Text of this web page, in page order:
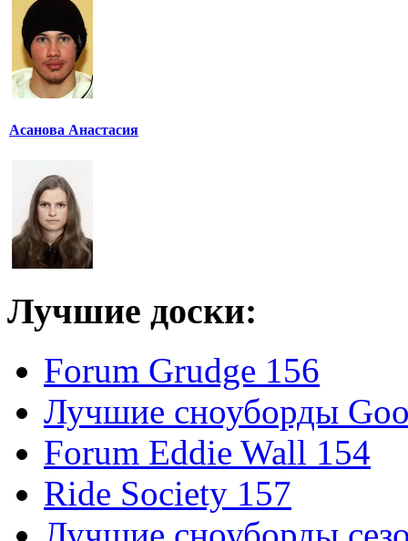
Асанова Анастасия
Лучшие доски:
Forum Grudge 156
Лучшие сноуборды
Forum Eddie Wall 154
Ride Society 157